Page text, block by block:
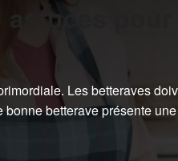
pour
Les betteraves
betterave présente